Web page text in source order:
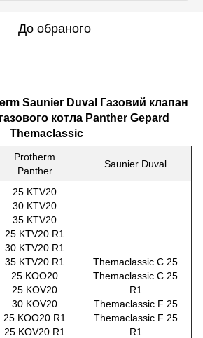
До обраного
Saunier Duval Газовий клапан
котла Panther Gepard
Themaclassic
Protherm
Panther
Saunier Duval
25 KTV20
30 KTV20
35 KTV20
25 KTV20 R1
30 KTV20 R1
35 KTV20 R1
25 KOO20
25 KOV20
30 KOV20
25 KOO20 R1
25 KOV20 R1
Themaclassic C 25
Themaclassic C 25
R1
Themaclassic F 25
Themaclassic F 25
R1